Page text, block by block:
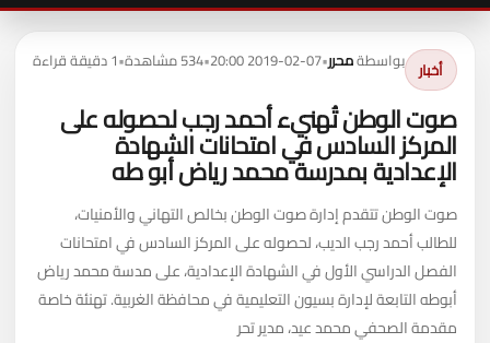
أخبار بواسطةمحرر•
2019-02-07 20:00
•534 مشاهدة •1 دقيقة قراءة
صوت الوطن تُهنيء أحمد رجب لحصوله على
المركز السادس في امتحانات الشهادة
الإعدادية بمدرسة محمد رياض أبو طه
صوت الوطن تتقدم إدارة صوت الوطن بخالص التهاني والأمنيات،
للطالب أحمد رجب الديب، لحصوله على المركز السادس في امتحانات
الفصل الدراسي الأول في الشهادة الإعدادية، على مدسة محمد رياض
أبوطه التابعة لإدارة بسيون التعليمية في محافظة الغربية. تهنئة خاصة
مقدمة الصحفي محمد عيد، مدير تحر